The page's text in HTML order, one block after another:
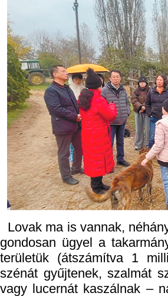
Lovak ma is vannak,
gondosan ügyel a
területük (átszámítva 1
szénát gyűjtenek, szalmát
vagy lucernát kaszálnak –